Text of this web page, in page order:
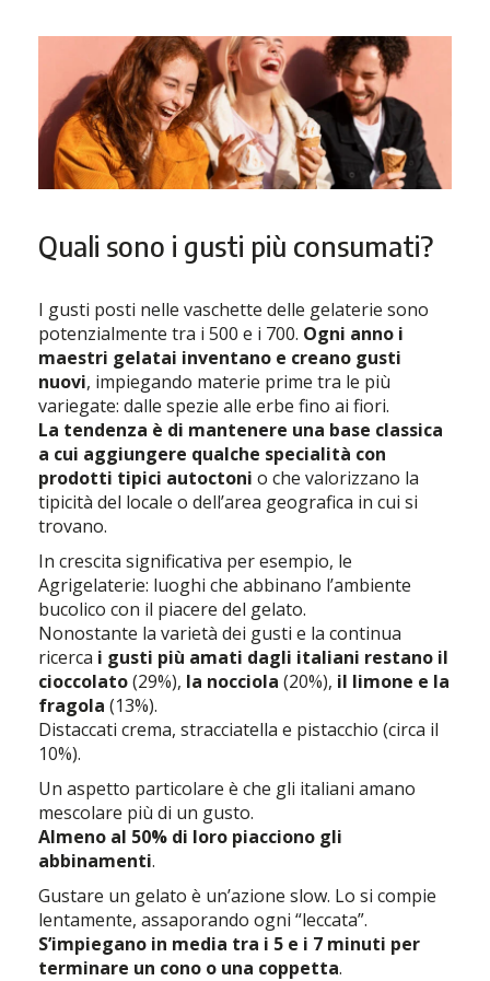
Quali sono i gusti più consumati?
I gusti posti nelle vaschette delle gelaterie sono
potenzialmente tra i 500 e i 700. Ogni anno i
maestri gelatai inventano e creano gusti
nuovi, impiegando materie prime tra le più
variegate: dalle spezie alle erbe fino ai fiori.
La tendenza è di mantenere una base classica
a cui aggiungere qualche specialità con
prodotti tipici autoctoni o che valorizzano la
tipicità del locale o dell’area geografica in cui si
trovano.
In crescita significativa per esempio, le
Agrigelaterie: luoghi che abbinano l’ambiente
bucolico con il piacere del gelato.
Nonostante la varietà dei gusti e la continua
ricerca i gusti più amati dagli italiani restano il
cioccolato(29%), la nocciola (20%), il limone e la
fragola (13%).
Distaccati crema, stracciatella e pistacchio (circa il
10%).
Un aspetto particolare è che gli italiani amano
mescolare più di un gusto.
Almeno al 50% di loro piacciono gli
abbinamenti.
Gustare un gelato è un’azione slow. Lo si compie
lentamente, assaporando ogni “leccata”.
S’impiegano in media tra i 5 e i 7 minuti per
terminare un cono o una coppetta.